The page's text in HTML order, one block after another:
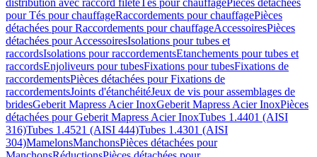
distribution avec raccord filetéTés pour chauffagePièces détachées
pour Tés pour chauffageRaccordements pour chauffagePièces
détachées pour Raccordements pour chauffageAccessoiresPièces
détachées pour AccessoiresIsolations pour tubes et
raccordsIsolations pour raccordementsEtanchements pour tubes et
raccordsEnjoliveurs pour tubesFixations pour tubesFixations de
raccordementsPièces détachées pour Fixations de
raccordementsJoints d'étanchéitéJeux de vis pour assemblages de
bridesGeberit Mapress Acier InoxGeberit Mapress Acier InoxPièces
détachées pour Geberit Mapress Acier InoxTubes 1.4401 (AISI
316)Tubes 1.4521 (AISI 444)Tubes 1.4301 (AISI
304)MamelonsManchonsPièces détachées pour